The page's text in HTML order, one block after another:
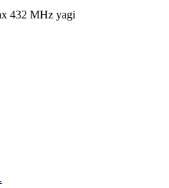
432 MHz yagi